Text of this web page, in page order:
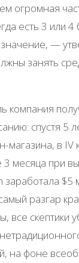
огромная
есть 3 или
—
занять
компания
спустя 5
магазина, в IV
3 месяца при
заработала $5
разгар
все скептики
на фоне